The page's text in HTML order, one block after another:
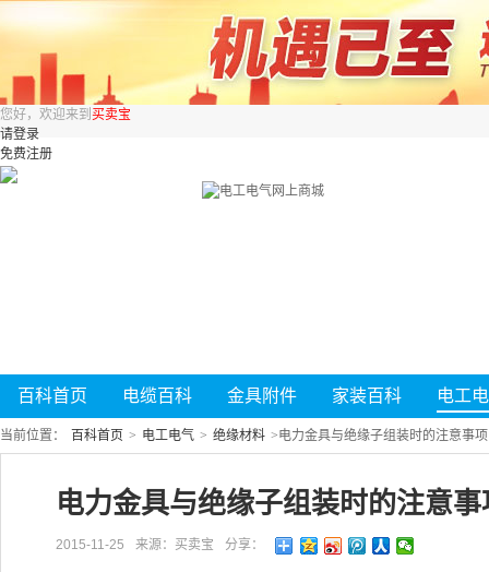
您好，欢迎来到 买卖宝
请登录
免费注册
百科首页 电缆百科 金具附件 家装百科 电工
当前位置： 百科首页 > 电工电气 > 绝缘材料 >电力金具与绝缘子组装时的注意事项
电力金具与绝缘子组装时的注意事
2015-11-25 来源：买卖宝 分享：